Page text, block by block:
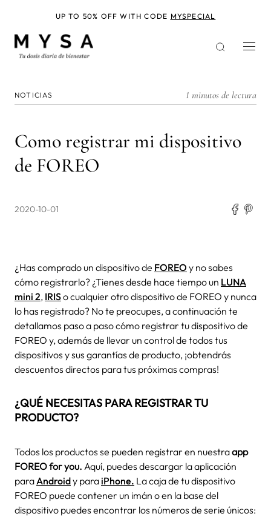
NOTICIAS 1 minutos de lectura
Como registrar mi dispositivo
de FOREO
2020-10-01
¿Has comprado un dispositivo de FOREO y no sabes
cómo registrarlo? ¿Tienes desde hace tiempo un LUNA
mini 2, IRISo cualquier otro dispositivo de FOREO y nunca
lo has registrado? No te preocupes, a continuación te
detallamos paso a paso cómo registrar tu dispositivo de
FOREO y, además de llevar un control de todos tus
dispositivos y sus garantías de producto, ¡obtendrás
descuentos directos para tus próximas compras!
¿QUÉ NECESITAS PARA REGISTRAR TU
PRODUCTO?
Todos los productos se pueden registrar en nuestraapp
FOREO for you. Aquí, puedes descargar la aplicación
paraAndroidy para iPhone. La caja de tu dispositivo
FOREO puede contener un imán o en la base del
dispositivo puedes encontrar los números de serie únicos:
UP TO 50% OFF WITH CODE MYSPECIAL